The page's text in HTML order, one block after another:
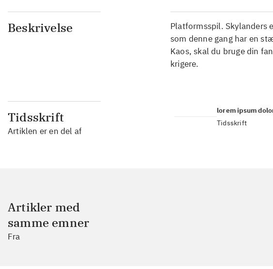
Beskrivelse
Platformsspil. Skylanders
som denne gang har en
Kaos, skal du bruge din
krigere.
Tidsskrift
Artiklen er en del af
lorem ipsum
Tidsskrift
Artikler med
samme emner
Fra